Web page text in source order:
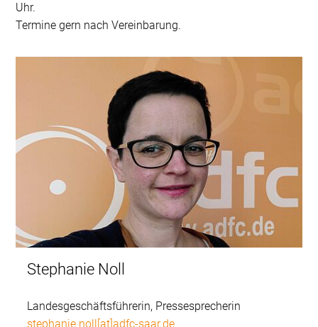
Uhr.
Termine gern nach Vereinbarung.
Stephanie Noll
Landesgeschäftsführerin, Pressesprecherin
stephanie.noll[at]adfc-saar.de